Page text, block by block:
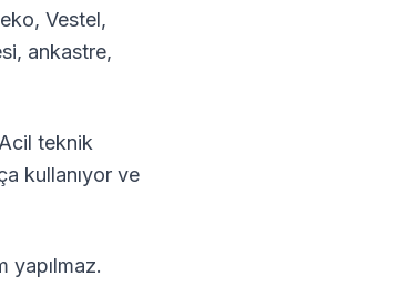
Vestel,
ankastre,
teknik
kullanıyor ve
yapılmaz.